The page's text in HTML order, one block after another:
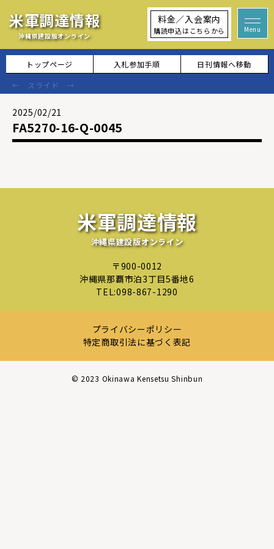
米軍調達情報
沖縄県建設版オンライン
料金／入会案内
購読申込はこちらから
トップページ 入札参加手順 日刊情報へ移動
2025/02/21
FA5270-16-Q-0045
米軍調達情報
沖縄県建設版オンライン
〒900-0012
沖縄県那覇市泊3丁目5番地6
TEL:098-867-1290
プライバシーポリシー
特定商取引法に基づく表記
©︎ 2023 Okinawa Kensetsu Shinbun